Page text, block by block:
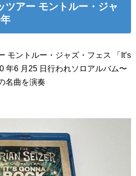
ツアー モントルー・ジャ
モントルー・ジャズ・フェス 「It’s
年6 月25 日行われソロアルバム〜
名曲を演奏